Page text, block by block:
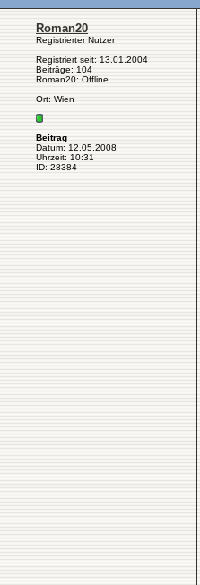
Roman20
Registrierter Nutzer
Registriert seit: 13.01.2004
Beiträge: 104
Roman20: Offline
Ort: Wien
Beitrag
Datum: 12.05.2008
Uhrzeit: 10:31
ID: 28384